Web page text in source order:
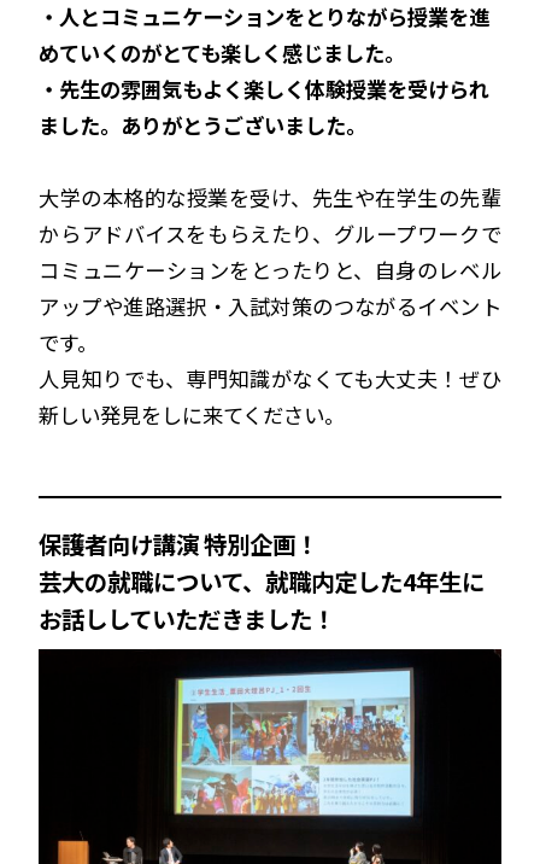
・人とコミュニケーションをとりながら授業を進
めていくのがとても楽しく感じました。
・先生の雰囲気もよく楽しく体験授業を受けられ
ました。ありがとうございました。
大学の本格的な授業を受け、先生や在学生の先輩
からアドバイスをもらえたり、グループワークで
コミュニケーションをとったりと、自身のレベル
アップや進路選択・入試対策のつながるイベント
です。
人見知りでも、専門知識がなくても大丈夫！ぜひ
新しい発見をしに来てください。
保護者向け講演 特別企画！
芸大の就職について、就職内定した4年生に
お話ししていただきました！